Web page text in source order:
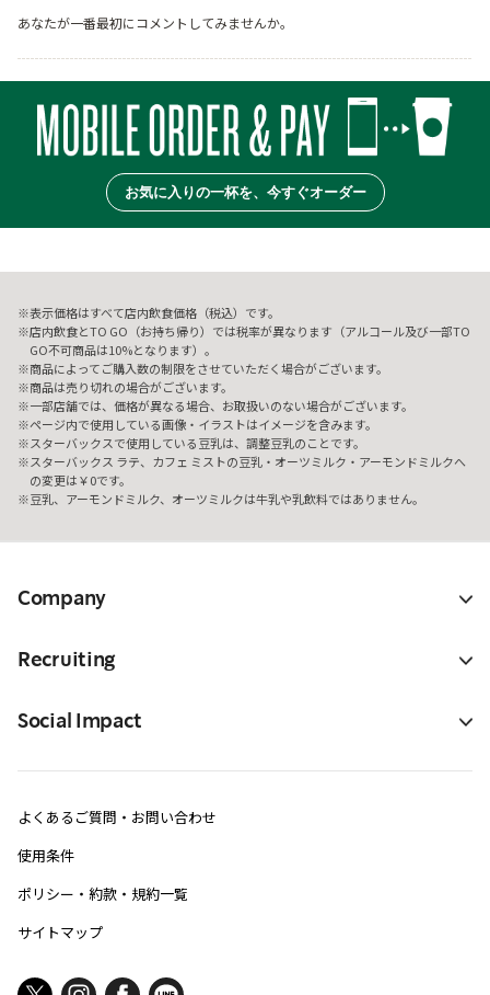
あなたが一番最初にコメントしてみませんか。
お気に入りの一杯を、今すぐオーダー
表示価格はすべて店内飲食価格（税込）です。
店内飲食とTO GO（お持ち帰り）では税率が異なります（アルコール及び一部TO
GO不可商品は10%となります）。
商品によってご購入数の制限をさせていただく場合がございます。
商品は売り切れの場合がございます。
一部店舗では、価格が異なる場合、お取扱いのない場合がございます。
ページ内で使用している画像・イラストはイメージを含みます。
スターバックスで使用している豆乳は、調整豆乳のことです。
スターバックス ラテ、カフェ ミストの豆乳・オーツミルク・アーモンドミルクへ
の変更は￥0です。
豆乳、アーモンドミルク、オーツミルクは牛乳や乳飲料ではありません。
Company
Recruiting
Social Impact
よくあるご質問・お問い合わせ
使用条件
ポリシー・約款・規約一覧
サイトマップ